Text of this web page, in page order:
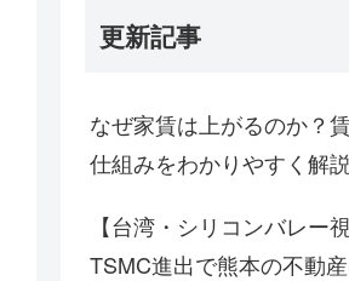
更新記事
なぜ家賃は上がるのか？
仕組みをわかりやすく解説
【台湾・シリコンバレー
TSMC進出で熊本の不動